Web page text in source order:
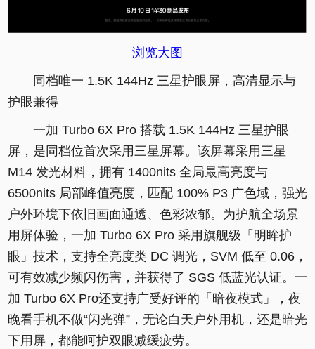
浏览大图
同档唯一 1.5K 144Hz 三星护眼屏，高清显示与
护眼兼得
一加 Turbo 6X Pro 搭载 1.5K 144Hz 三星护眼
屏，是同档位首次采用三星屏幕。该屏幕采用三星
M14 发光材料，拥有 1400nits 全局最高亮度与
6500nits 局部峰值亮度，匹配 100% P3 广色域，强光
户外环境下依旧画面通透、色彩浓郁。为护航全场景
用屏体验，一加 Turbo 6X Pro 采用旗舰级「明眸护
眼」技术，支持全亮度类 DC 调光，SVM 低至 0.06，
可有效减少频闪伤害，并获得了 SGS 低蓝光认证。一
加 Turbo 6X Pro还支持广受好评的「暗夜模式」，夜
晚看手机不做“闪光弹”，无论白天户外用机，还是暗光
下用屏，都能呵护双眼减缓疲劳。